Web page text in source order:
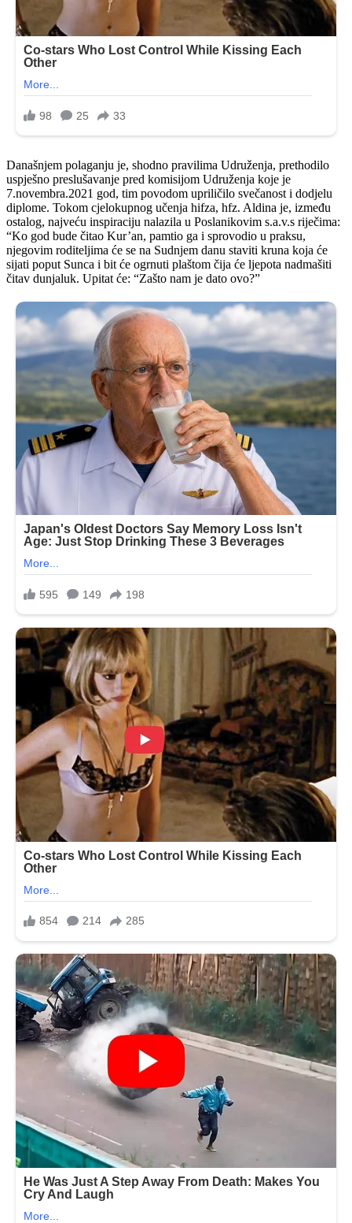
Današnjem polaganju je, shodno pravilima Udruženja, prethodilo
uspješno preslušavanje pred komisijom Udruženja koje je
7.novembra.2021 god, tim povodom upriličilo svečanost i dodjelu
diplome. Tokom cjelokupnog učenja hifza, hfz. Aldina je, između
ostalog, najveću inspiraciju nalazila u Poslanikovim s.a.v.s riječima:
“Ko god bude čitao Kur’an, pamtio ga i sprovodio u praksu,
njegovim roditeljima će se na Sudnjem danu staviti kruna koja će
sijati poput Sunca i bit će ogrnuti plaštom čija će ljepota nadmašiti
čitav dunjaluk. Upitat će: “Zašto nam je dato ovo?”